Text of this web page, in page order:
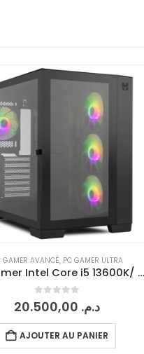
GAMER AVANCÉ, PC GAMER MOYEN
PC Gamer AMD Ryzen 5 5600X/ 16 Go RAM/ RTX 3070 8G
0 sur 5 د.م.11.500,00
AJOUTER AU PANIER